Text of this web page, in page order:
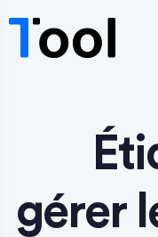
gérer